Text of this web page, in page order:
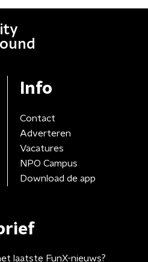
Info
Contact
Adverteren
Vacatures
NPO Campus
Download de app
laatste FunX-nieuws?